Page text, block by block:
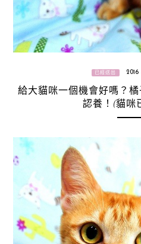
已經送出 2016
給大貓咪一個機會好嗎？
認養！(貓咪